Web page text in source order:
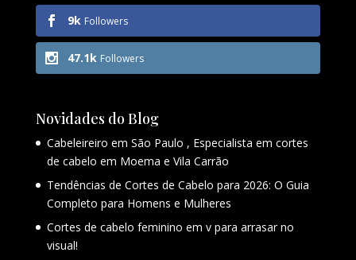
9k Followers
47.1k Followers
Novidades do Blog
Cabeleireiro em São Paulo , Especialista em cortes
de cabelo em Moema e Vila Carrão
Tendências de Cortes de Cabelo para 2026: O Guia
Completo para Homens e Mulheres
Cortes de cabelo feminino em v para arrasar no
visual!